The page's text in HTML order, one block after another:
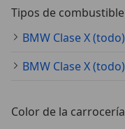
Tipos de combustible
Color de la carrocería